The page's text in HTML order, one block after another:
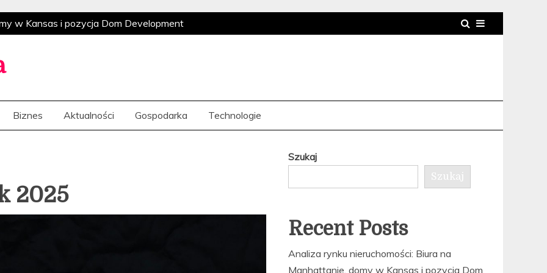
w Kansas i pozycja Dom Development
i indyjska ekspansja
na potrzeby klientów
w Kansas i pozycja Dom Development
i indyjska ekspansja
Polsatu po amerykański wyścig o sztuczną
Biznes Aktualności Gospodarka Technologie
2025
Szukaj
Szukaj
Recent Posts
Analiza rynku nieruchomości: Biura na
Manhattanie, domy w Kansas i pozycja Dom